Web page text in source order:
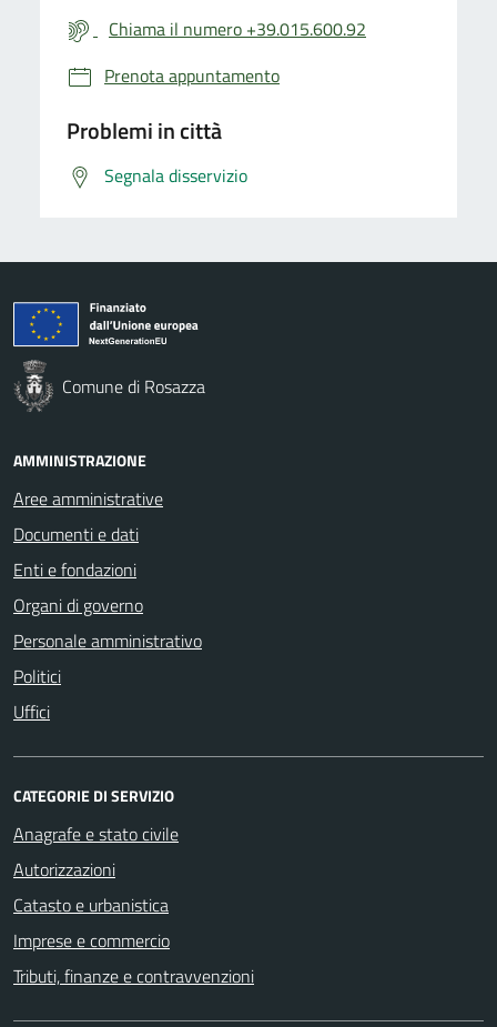
Chiama il numero +39.015.600.92
Prenota appuntamento
Problemi in città
Segnala disservizio
Comune di Rosazza
AMMINISTRAZIONE
Aree amministrative
Documenti e dati
Enti e fondazioni
Organi di governo
Personale amministrativo
Politici
Uffici
CATEGORIE DI SERVIZIO
Anagrafe e stato civile
Autorizzazioni
Catasto e urbanistica
Imprese e commercio
Tributi, finanze e contravvenzioni